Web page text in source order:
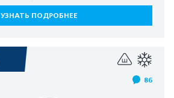
УЗНАТЬ ПОДРОБНЕЕ
86